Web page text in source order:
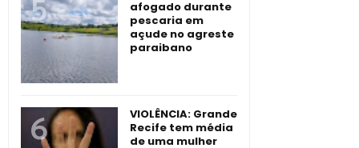
afogado durante
pescaria em
açude no agreste
paraibano
VIOLÊNCIA: Grande
Recife tem média
de uma mulher